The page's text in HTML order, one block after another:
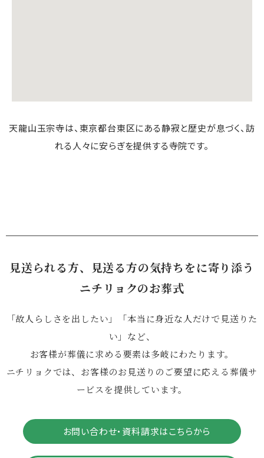
天龍山玉宗寺は、東京都台東区にある静寂と歴史が息づく、訪
れる人々に安らぎを提供する寺院です。
見送られる方、見送る方の気持ちをに寄り添う
ニチリョクのお葬式
「故人らしさを出したい」「本当に身近な人だけで見送りた
い」など、
お客様が葬儀に求める要素は多岐にわたります。
ニチリョクでは、お客様のお見送りのご要望に応える葬儀サ
ービスを提供しています。
お問い合わせ・資料請求はこちらから